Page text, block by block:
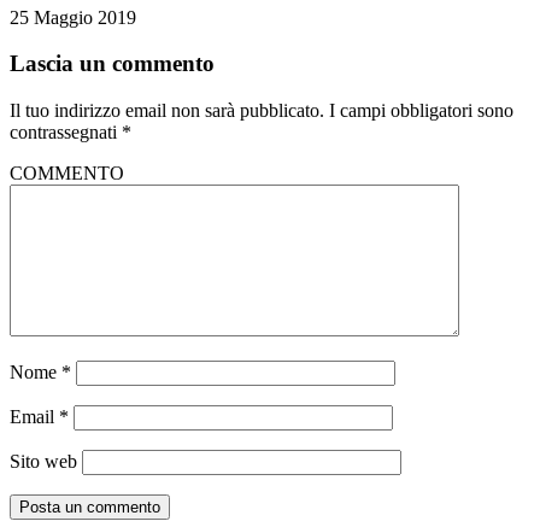
25 Maggio 2019
Lascia un commento
Il tuo indirizzo email non sarà pubblicato. I campi obbligatori sono
contrassegnati *
COMMENTO
Nome *
Email *
Sito web